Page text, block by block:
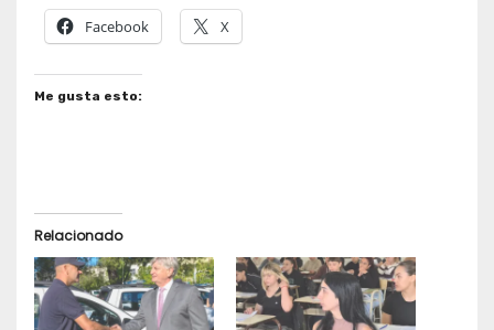
Facebook X
Me gusta esto:
Relacionado